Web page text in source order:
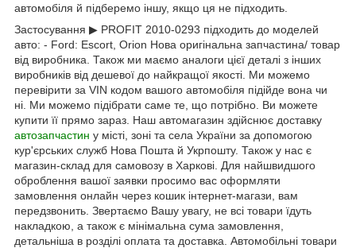
автомобіля й підберемо іншу, якщо ця не підходить.
Застосування ▶ PROFIT 2010-0293 підходить до моделей
авто: - Ford: Escort, Orion Нова оригінальна запчастина/ товар
від виробника. Також ми маємо аналоги цієї деталі з інших
виробників від дешевої до найкращої якості. Ми можемо
перевірити за VIN кодом вашого автомобіля підійде вона чи
ні. Ми можемо підібрати саме те, що потрібно. Ви можете
купити її прямо зараз. Наш автомагазин здійснює доставку
автозапчастин у місті, зоні та села України за допомогою
кур'єрських служб Нова Пошта й Укрпошту. Також у нас є
магазин-склад для самовозу в Харкові. Для найшвидшого
оброблення вашої заявки просимо вас оформляти
замовлення онлайн через кошик інтернет-магази, вам
передзвонить. Звертаємо Вашу увагу, не всі товари їдуть
накладкою, а також є мінімальна сума замовлення,
детальніша в розділі оплата та доставка. Автомобільні товари